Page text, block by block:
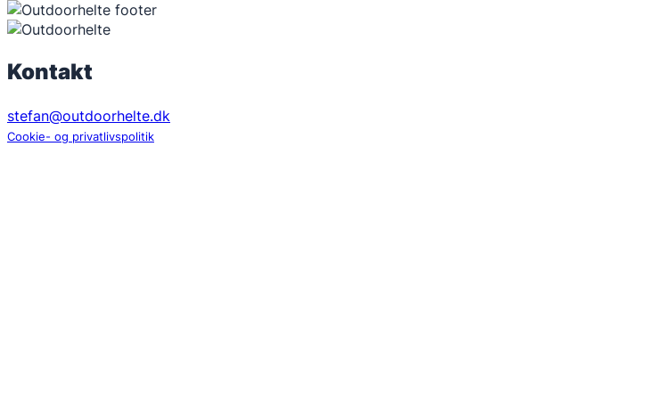
Kontakt
stefan@outdoorhelte.dk
Cookie- og privatlivspolitik